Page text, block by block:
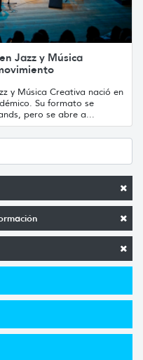
Jazz y Música
y Música Creativa nació en
Su formato se
pero se abre a...